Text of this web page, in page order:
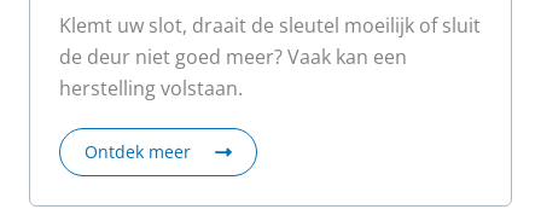
Klemt uw slot, draait de sleutel moeilijk of sluit
de deur niet goed meer? Vaak kan een
herstelling volstaan.
Ontdek meer